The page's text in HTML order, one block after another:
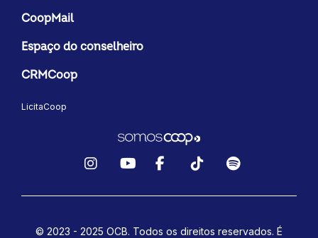
CoopMail
Espaço do conselheiro
CRMCoop
LicitaCoop
© 2023 - 2025 OCB. Todos os direitos reservados. É